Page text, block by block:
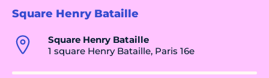
Square Henry Bataille
Square Henry Bataille
1 square Henry Bataille, Paris 16e